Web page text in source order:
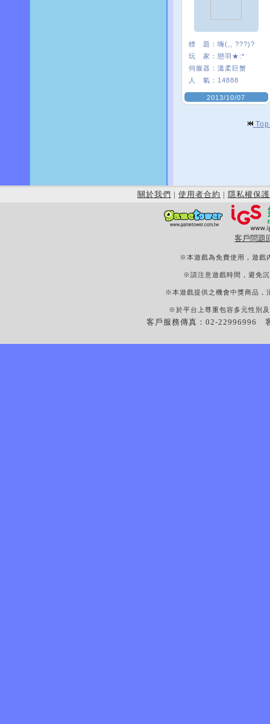
標 題： 嗨(,, ???)?
玩 家： 戀羽★:*
伺服器： 溫柔巨蟹
人 氣： 14888
2013/10/07
關於我們 | 使用者合約 | 隱私權保護
客戶問題
※本遊戲為免費使用，遊戲
※請注意遊戲時間，避免
※本遊戲提供之機會中獎商品，
※於平台上尊重包容多元性別
客戶服務傳真：02-22996996